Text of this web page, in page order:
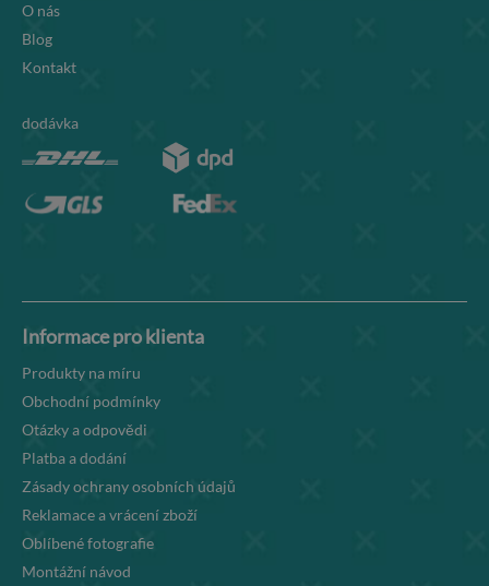
O nás
Blog
Kontakt
dodávka
Informace pro klienta
Produkty na míru
Obchodní podmínky
Otázky a odpovědi
Platba a dodání
Zásady ochrany osobních údajů
Reklamace a vrácení zboží
Oblíbené fotografie
Montážní návod